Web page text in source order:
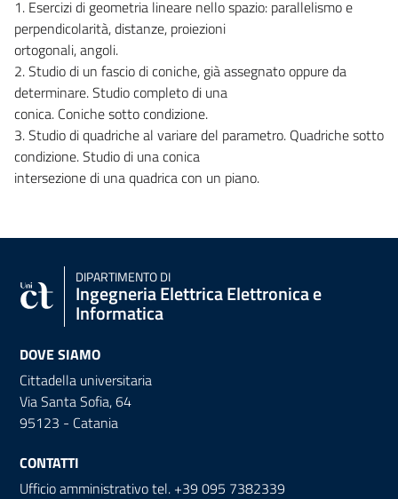
1. Esercizi di geometria lineare nello spazio: parallelismo e
perpendicolarità, distanze, proiezioni
ortogonali, angoli.
2. Studio di un fascio di coniche, già assegnato oppure da
determinare. Studio completo di una
conica. Coniche sotto condizione.
3. Studio di quadriche al variare del parametro. Quadriche sotto
condizione. Studio di una conica
intersezione di una quadrica con un piano.
DIPARTIMENTO DI
Ingegneria Elettrica Elettronica e
Informatica
DOVE SIAMO
Cittadella universitaria
Via Santa Sofia, 64
95123 - Catania
CONTATTI
Ufficio amministrativo tel. +39 095 7382339